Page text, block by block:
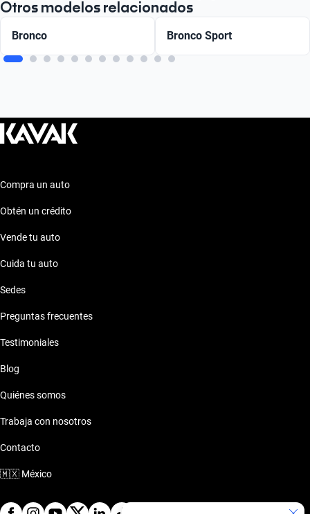
Otros modelos relacionados
Bronco Bronco Sport
Compra un auto
Obtén un crédito
Vende tu auto
Cuida tu auto
Sedes
Preguntas frecuentes
Testimoniales
Blog
Quiénes somos
Trabaja con nosotros
Contacto
🇲🇽 México